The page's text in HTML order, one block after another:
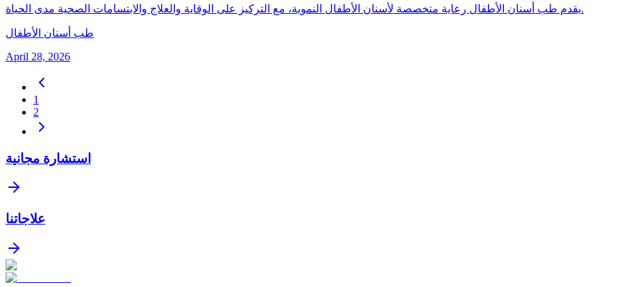
يقدم طب أسنان الأطفال رعاية متخصصة لأسنان الأطفال النموية، مع التركيز على الوقاية والعلاج والابتسامات الصحية مدى الحياة.
طب أسنان الأطفال
April 28, 2026
1
2
استشارة مجانية
علاجاتنا